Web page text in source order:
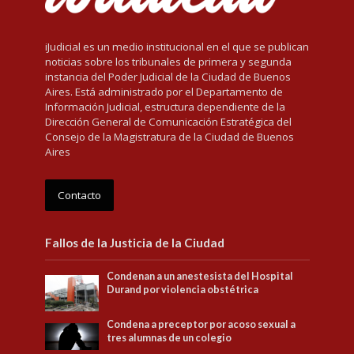
iJudicial es un medio institucional en el que se publican
noticias sobre los tribunales de primera y segunda
instancia del Poder Judicial de la Ciudad de Buenos
Aires. Está administrado por el Departamento de
Información Judicial, estructura dependiente de la
Dirección General de Comunicación Estratégica del
Consejo de la Magistratura de la Ciudad de Buenos
Aires
Contacto
Fallos de la Justicia de la Ciudad
Condenan a un anestesista del Hospital
Durand por violencia obstétrica
Condena a preceptor por acoso sexual a
tres alumnas de un colegio